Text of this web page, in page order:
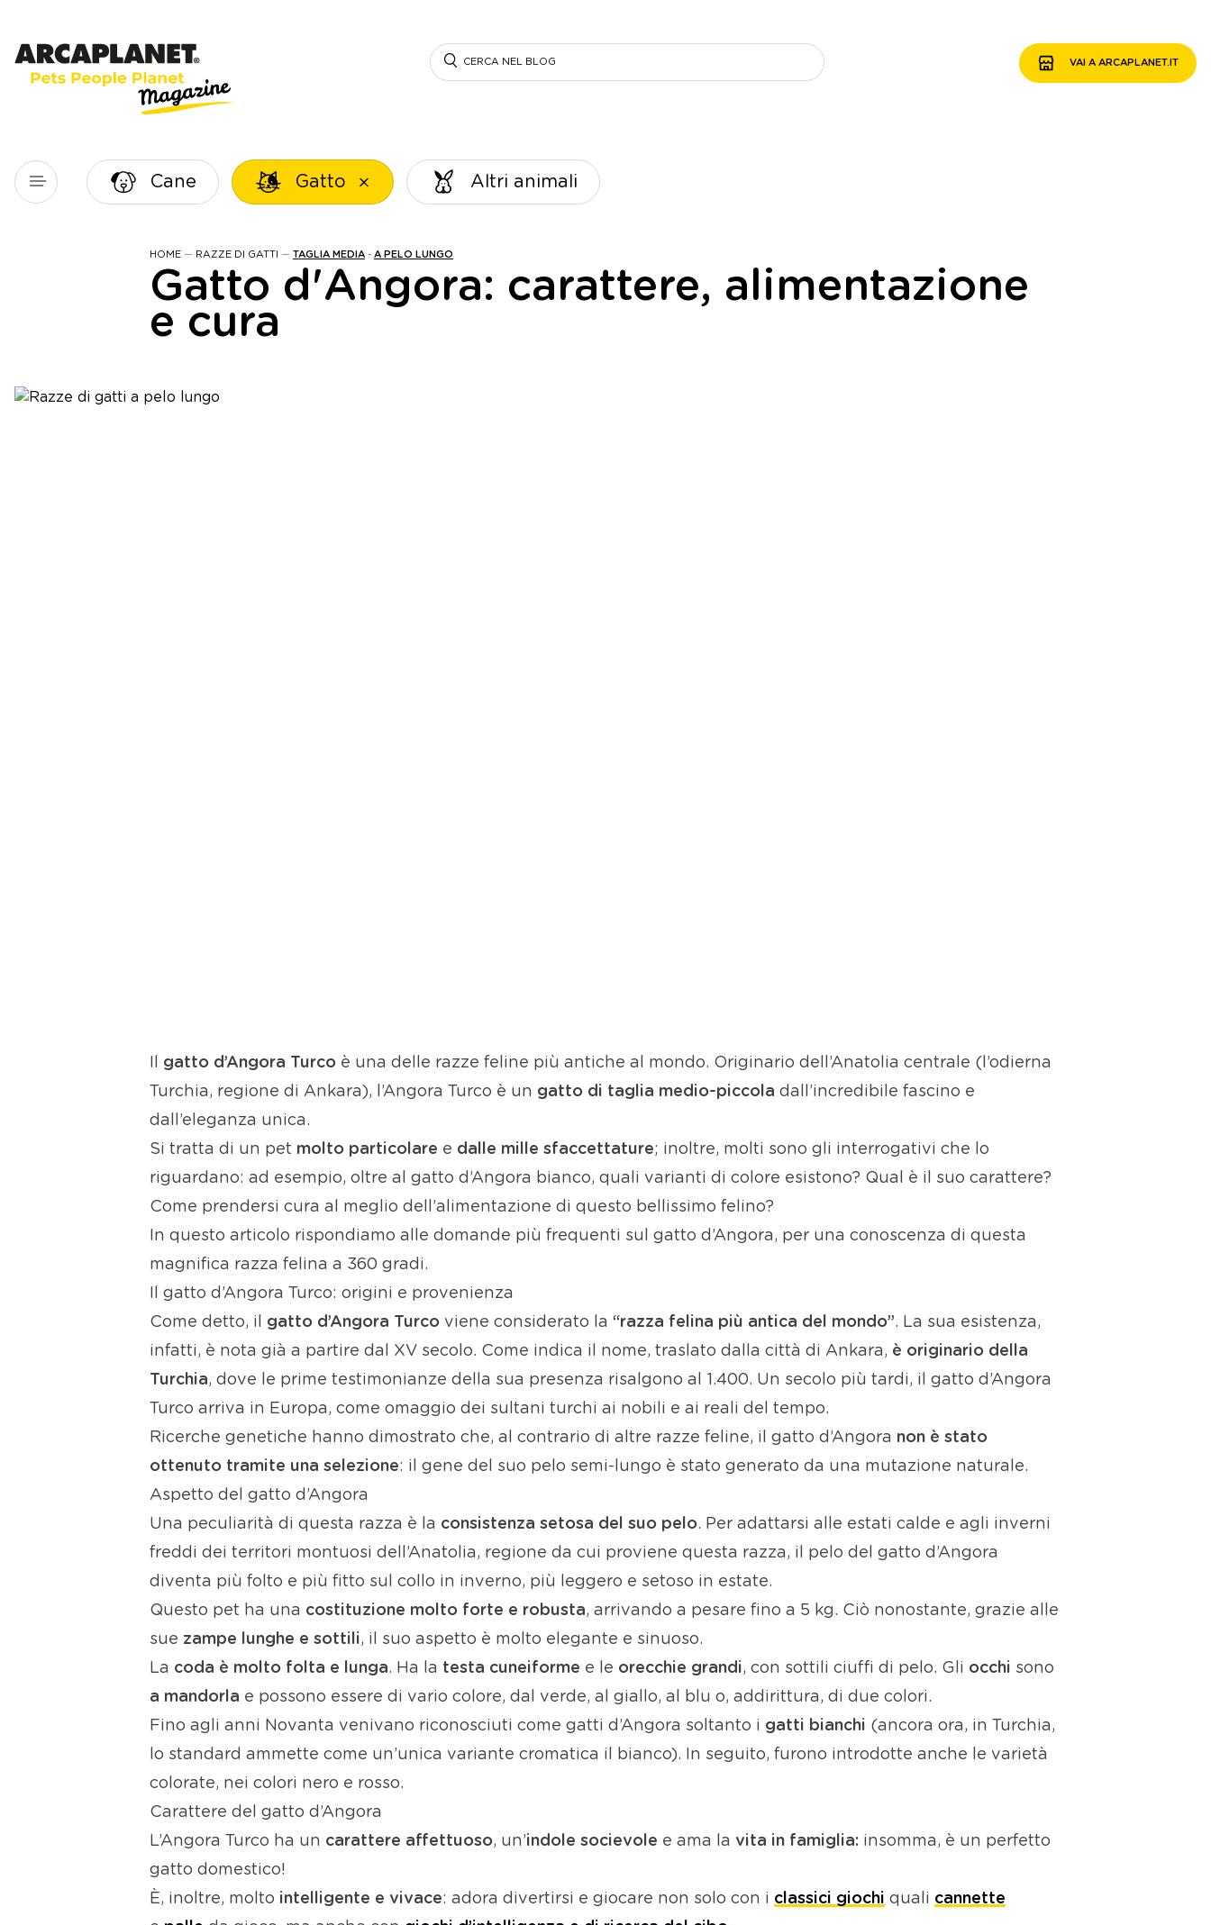
Search
VAI A ARCAPLANET.IT
Cane Gatto Altri animali
HOME — RAZZE DI GATTI — TAGLIA MEDIA - A PELO LUNGO
Gatto d'Angora: carattere, alimentazione
e cura
gatto d’Angora Turco è una delle razze feline più antiche al mondo. Originario dell’Anatolia centrale (l’odierna
Turchia, regione di Ankara), l’Angora Turco è un gatto di taglia medio-piccola dall’incredibile fascino e
dall’eleganza unica.
Si tratta di un pet molto particolare e dalle mille sfaccettature; inoltre, molti sono gli interrogativi che lo
riguardano: ad esempio, oltre al gatto d’Angora bianco, quali varianti di colore esistono? Qual è il suo carattere?
Come prendersi cura al meglio dell’alimentazione di questo bellissimo felino?
In questo articolo rispondiamo alle domande più frequenti sul gatto d’Angora, per una conoscenza di questa
magnifica razza felina a 360 gradi.
Il gatto d’Angora Turco: origini e provenienza
Come detto, il gatto d’Angora Turco viene considerato la “razza felina più antica del mondo”. La sua esistenza,
infatti, è nota già a partire dal XV secolo. Come indica il nome, traslato dalla città di Ankara, è originario della
Turchia, dove le prime testimonianze della sua presenza risalgono al 1.400. Un secolo più tardi, il gatto d’Angora
Turco arriva in Europa, come omaggio dei sultani turchi ai nobili e ai reali del tempo.
Ricerche genetiche hanno dimostrato che, al contrario di altre razze feline, il gatto d’Angora non è stato
ottenuto tramite una selezione: il gene del suo pelo semi-lungo è stato generato da una mutazione naturale.
Aspetto del gatto d’Angora
Una peculiarità di questa razza è la consistenza setosa del suo pelo. Per adattarsi alle estati calde e agli inverni
freddi dei territori montuosi dell’Anatolia, regione da cui proviene questa razza, il pelo del gatto d’Angora
diventa più folto e più fitto sul collo in inverno, più leggero e setoso in estate.
Questo pet ha una costituzione molto forte e robusta, arrivando a pesare fino a 5 kg. Ciò nonostante, grazie alle
sue zampe lunghe e sottili, il suo aspetto è molto elegante e sinuoso.
La coda è molto folta e lunga. Ha la testa cuneiforme e le orecchie grandi, con sottili ciuffi di pelo. Gli occhi sono
a mandorla e possono essere di vario colore, dal verde, al giallo, al blu o, addirittura, di due colori.
Fino agli anni Novanta venivano riconosciuti come gatti d’Angora soltanto i gatti bianchi (ancora ora, in Turchia,
lo standard ammette come un’unica variante cromatica il bianco). In seguito, furono introdotte anche le varietà
colorate, nei colori nero e rosso.
Carattere del gatto d’Angora
L’Angora Turco ha un carattere affettuoso, un’indole socievole e ama la vita in famiglia: insomma, è un perfetto
gatto domestico!
È, inoltre, molto intelligente e vivace: adora divertirsi e giocare non solo con i classici giochi quali cannette